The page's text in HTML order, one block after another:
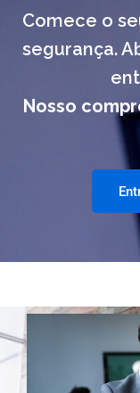
Comece o
segurança.
Nosso